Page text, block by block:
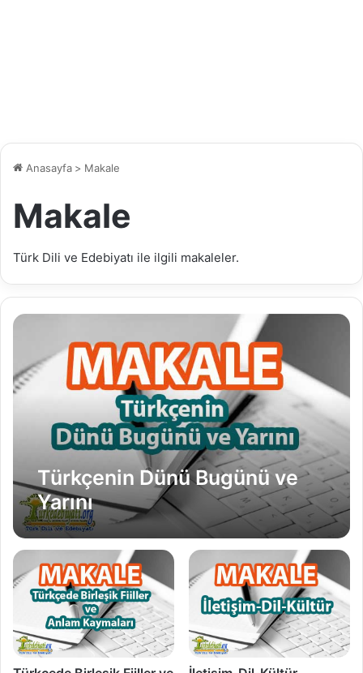
Anasayfa > Makale
Makale
Türk Dili ve Edebiyatı ile ilgili makaleler.
Türkçenin Dünü Bugünü ve
Yarını